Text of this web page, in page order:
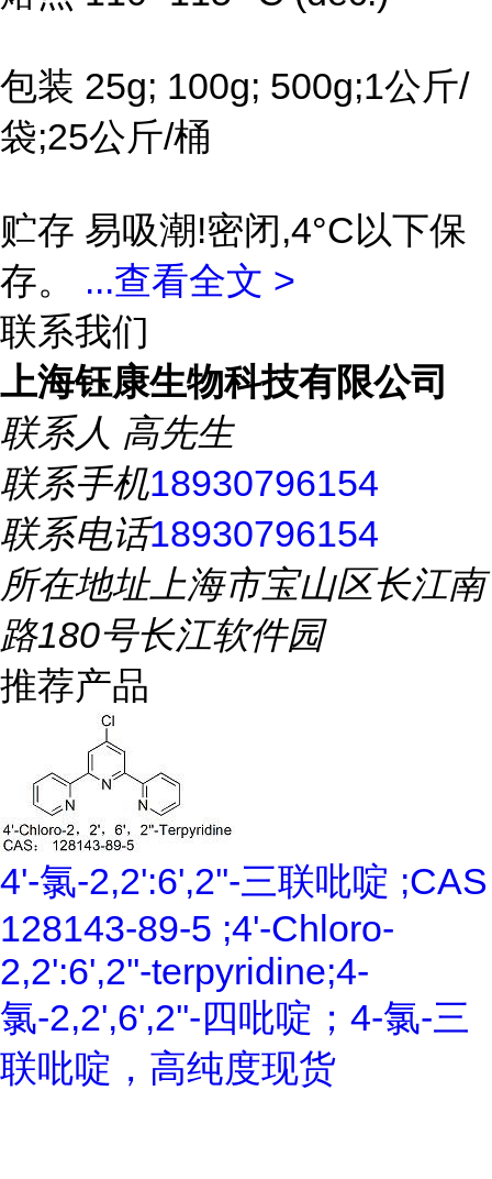
包装 25g; 100g; 500g;1公斤/
袋;25公斤/桶
贮存 易吸潮!密闭,4°C以下保
存。 ...查看全文 >
联系我们
上海钰康生物科技有限公司
联系人 高先生
联系手机18930796154
联系电话18930796154
所在地址上海市宝山区长江南
路180号长江软件园
推荐产品
4'-氯-2,2':6',2''-三联吡啶 ;CAS
128143-89-5 ;4'-Chloro-
2,2':6',2''-terpyridine;4-
氯-2,2',6',2''-四吡啶；4-氯-三
联吡啶，高纯度现货